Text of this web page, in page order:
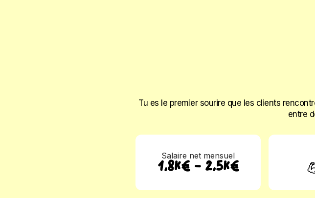
Tu es le premier sourire que les clients
entre
Salaire net mensuel
1,8K€ - 2,5K€